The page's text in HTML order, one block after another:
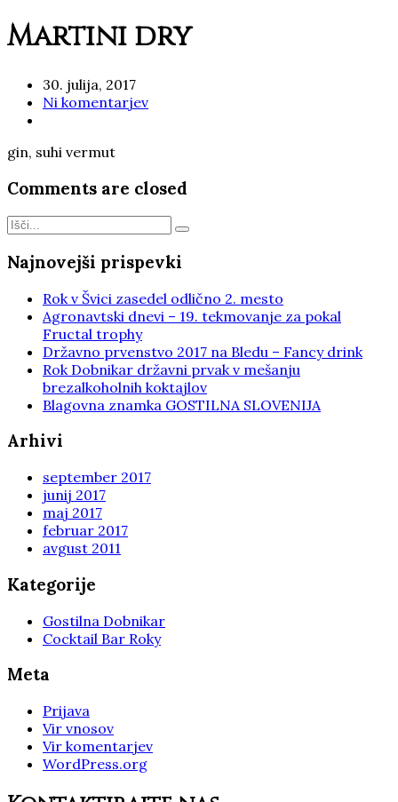
Martini dry
30. julija, 2017
Ni komentarjev
gin, suhi vermut
Comments are closed
Najnovejši prispevki
Rok v Švici zasedel odlično 2. mesto
Agronavtski dnevi – 19. tekmovanje za pokal
Fructal trophy
Državno prvenstvo 2017 na Bledu – Fancy drink
Rok Dobnikar državni prvak v mešanju
brezalkoholnih koktajlov
Blagovna znamka GOSTILNA SLOVENIJA
Arhivi
september 2017
junij 2017
maj 2017
februar 2017
avgust 2011
Kategorije
Gostilna Dobnikar
Cocktail Bar Roky
Meta
Prijava
Vir vnosov
Vir komentarjev
WordPress.org